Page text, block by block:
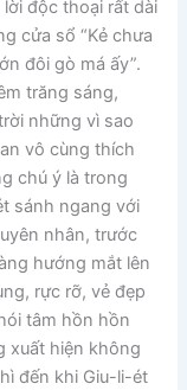
độc thoại rất dài
cửa sổ “Kẻ chưa
đôi gò má ấy”.
trăng sáng,
những vì sao
vô cùng thích
chú ý là trong
sánh ngang với
nhân, trước
hướng mắt lên
rực rỡ, vẻ đẹp
tâm hồn hồn
xuất hiện không
đến khi Giu-li-ét